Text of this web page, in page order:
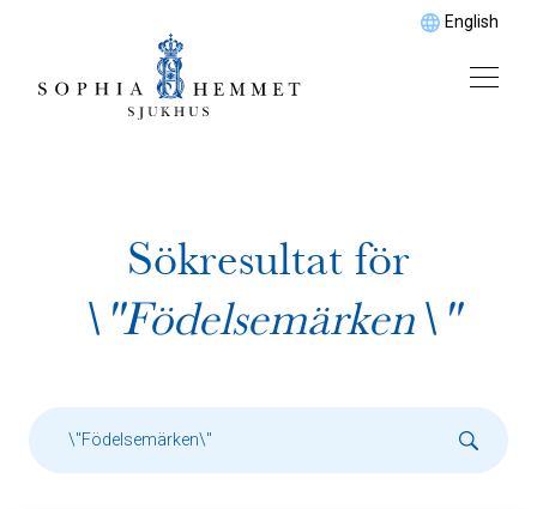
English
Sökresultat för
\"Födelsemärken\"